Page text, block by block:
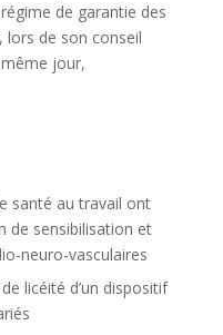
de garantie des
lors de son conseil
jour,
santé au travail ont
de sensibilisation et
neuro-vasculaires
licéité d’un dispositif